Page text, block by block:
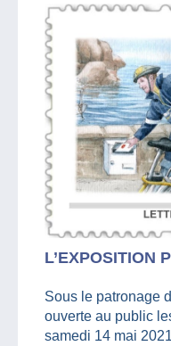
L’EXPOSITION
Sous le patronage
ouverte au public
samedi 14 mai